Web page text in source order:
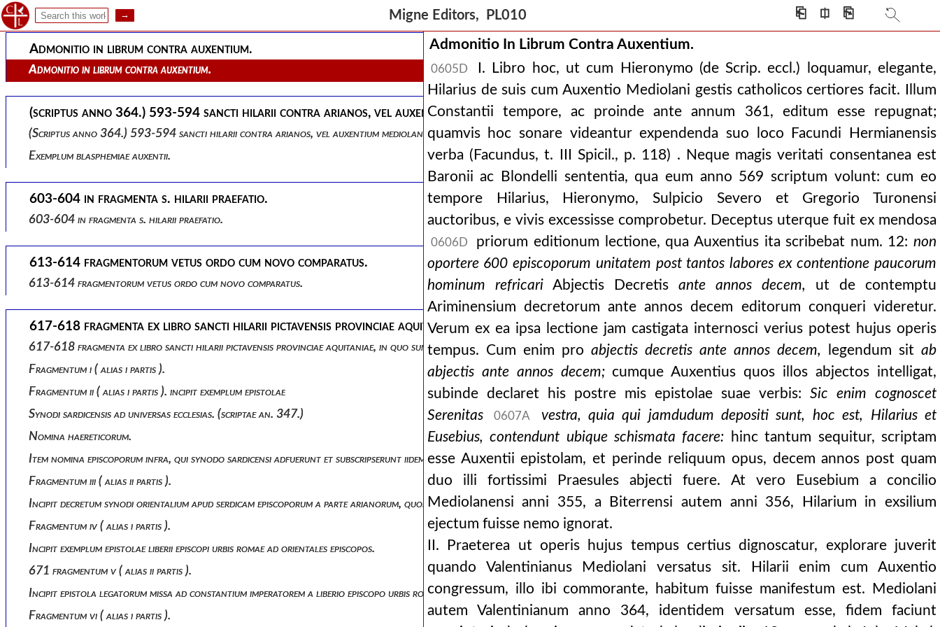
Migne Editors, PL010 ⎗ ⎅ ⎘
Additamentum ex libris de trinitate.
Admonitio in librum contra auxentium.
Admonitio in librum contra auxentium.
(scriptus anno 364.) 593-594 sancti hilarii contra arianos, vel auxentium mediolanensem, liber unus.
(scriptus anno 364.) 593-594 sancti hilarii contra arianos, vel auxentium mediolanensem, liber unus.
Exemplum blasphemiae auxentii.
603-604 in fragmenta s. hilarii praefatio.
603-604 in fragmenta s. hilarii praefatio.
613-614 fragmentorum vetus ordo cum novo comparatus.
613-614 fragmentorum vetus ordo cum novo comparatus.
617-618 fragmenta ex libro sancti hilarii pictavensis provinciae aquitaniae, in quo sunt omnia, quae ostendunt vel quomodo, quibusnam causis, quibus i
617-618 fragmenta ex libro sancti hilarii pictavensis provinciae aquitaniae, in quo sunt omnia, quae ostendunt vel quomodo, quibusnam causis, quibus i
Fragmentum i ( alias i partis ).
Fragmentum ii ( alias i partis ). incipit exemplum epistolae
Synodi sardicensis ad universas ecclesias. (scriptae an. 347.)
Nomina haereticorum.
Item nomina episcoporum infra, qui synodo sardicensi adfuerunt et subscripserunt iidem in judicio.
Fragmentum iii ( alias ii partis ).
Incipit decretum synodi orientalium apud serdicam episcoporum a parte arianorum, quod miserunt ad africam ( editum an. 347).
Fragmentum iv ( alias i partis ).
Incipit exemplum epistolae liberii episcopi urbis romae ad orientales episcopos.
671 fragmentum v ( alias ii partis ).
Incipit epistola legatorum missa ad constantium imperatorem a liberio episcopo urbis romae per luciferum episcopum ( circa an 354).
Fragmentum vi ( alias i partis ).
Admonitio In Librum Contra Auxentium.
0605D
I. Libro hoc, ut cum Hieronymo (de Scrip. eccl.) loquamur, elegante,
Hilarius de suis cum Auxentio Mediolani gestis catholicos certiores facit. Illum
Constantii tempore, ac proinde ante annum 361, editum esse repugnat;
quamvis hoc sonare videantur expendenda suo loco Facundi Hermianensis
verba (Facundus, t. III Spicil., p. 118) . Neque magis veritati consentanea est
Baronii ac Blondelli sententia, qua eum anno 569 scriptum volunt: cum eo
tempore Hilarius, Hieronymo, Sulpicio Severo et Gregorio Turonensi
auctoribus, e vivis excessisse comprobetur. Deceptus uterque fuit ex mendosa
0606D priorum editionum lectione, qua Auxentius ita scribebat num. 12: non
oportere 600 episcoporum unitatem post tantos labores ex contentione paucorum
hominum refricariAbjectis Decretis ante annos decem, ut de contemptu
Ariminensium decretorum ante annos decem editorum conqueri videretur.
Verum ex ea ipsa lectione jam castigata internosci verius potest hujus operis
tempus. Cum enim pro abjectis decretis ante annos decem, legendum sitab
abjectis ante annos decem;cumque Auxentius quos illos abjectos intelligat,
subinde declaret his postre mis epistolae suae verbis: Sic enim cognoscet
Serenitas
0607A
vestra, quia qui jamdudum depositi sunt, hoc est, Hilarius et
Eusebius, contendunt ubique schismata facere: hinc tantum sequitur, scriptam
esse Auxentii epistolam, et perinde reliquum opus, decem annos post quam
duo illi fortissimi Praesules abjecti fuere. At vero Eusebium a concilio
Mediolanensi anni 355, a Biterrensi autem anni 356, Hilarium in exsilium
ejectum fuisse nemo ignorat.
II. Praeterea ut operis hujus tempus certius dignoscatur, explorare juverit
quando Valentinianus Mediolani versatus sit. Hilarii enim cum Auxentio
congressum, illo ibi commorante, habitum fuisse manifestum est. Mediolani
autem Valentinianum anno 364, identidem versatum esse, fidem faciunt